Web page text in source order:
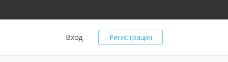
Регистрация
Вход